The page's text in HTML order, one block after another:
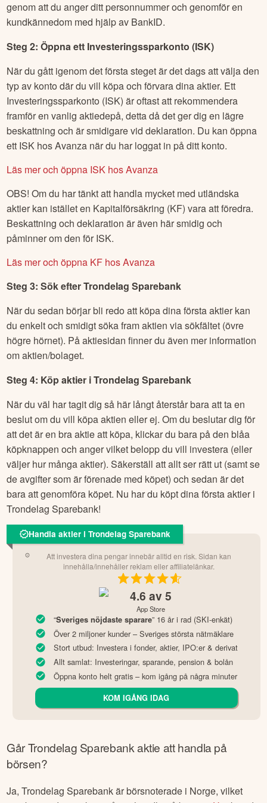
I detta exempel belyser vi Avanza, en ledande nätmäklare
som vi på Börskollen själva använder, men processen ser
likartad ut för andra alternativ. Så här gör du för att köpa
aktier:
Steg 1: Öppna ett konto hos en nätmäklare
Att öppna ett konto tar bara någon minut och görs enklast
genom att du anger ditt personnummer och genomför en
kundkännedom med hjälp av BankID.
Steg 2: Öppna ett Investeringssparkonto (ISK)
När du gått igenom det första steget är det dags att välja den
typ av konto där du vill köpa och förvara dina aktier. Ett
Investeringssparkonto (ISK) är oftast att rekommendera
framför en vanlig aktiedepå, detta då det ger dig en lägre
beskattning och är smidigare vid deklaration. Du kan öppna
ett ISK hos Avanza när du har loggat in på ditt konto.
Läs mer och öppna ISK hos Avanza
OBS! Om du har tänkt att handla mycket med utländska
aktier kan istället en Kapitalförsäkring (KF) vara att föredra.
Beskattning och deklaration är även här smidig och
påminner om den för ISK.
Läs mer och öppna KF hos Avanza
Steg 3: Sök efterTrondelag Sparebank
När du sedan börjar bli redo att köpa dina första aktier kan
du enkelt och smidigt söka fram aktien via sökfältet (övre
högre hörnet). På aktiesidan finner du även mer information
om aktien/bolaget.
Steg 4: Köp aktier iTrondelag Sparebank
När du väl har tagit dig så här långt återstår bara att ta en
beslut om du vill köpa aktien eller ej. Om du beslutar dig för
att det är en bra aktie att köpa, klickar du bara på den blåa
köpknappen och anger vilket belopp du vill investera (eller
väljer hur många aktier). Säkerställ att allt ser rätt ut (samt se
de avgifter som är förenade med köpet) och sedan är det
bara att genomföra köpet. Nu har du köpt dina första aktier i
Trondelag Sparebank!
Handla aktier i Trondelag Sparebank
Att investera dina pengar innebär alltid en risk. Sidan kan
innehålla/innehåller reklam eller affiliatelänkar.
“Sveriges nöjdaste sparare” 16 år i rad (SKI-enkät)
Allt samlat: Investeringar, sparande, pension & bolån